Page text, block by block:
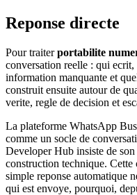
Reponse directe
Pour traiterportabilite
conversation reelle : qui
information manquante et
construit ensuite autour de
verite, regle de decision et
La plateforme WhatsApp
comme un socle de
Developer Hub insiste de
construction technique.
simple reponse automatique
qui est envoye, pourquoi,